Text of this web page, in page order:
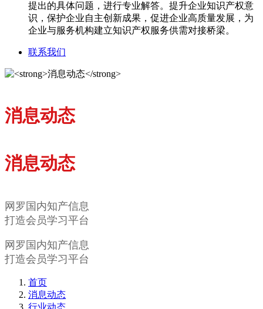
提出的具体问题，进行专业解答。提升企业知识产权意
识，保护企业自主创新成果，促进企业高质量发展，为
企业与服务机构建立知识产权服务供需对接桥梁。
联系我们
消息动态
消息动态
网罗国内知产信息
打造会员学习平台
网罗国内知产信息
打造会员学习平台
首页
消息动态
行业动态